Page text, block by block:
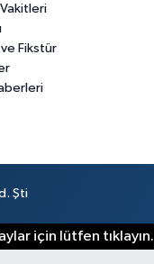
Fikstür
Şti
için lütfen tıklayın.